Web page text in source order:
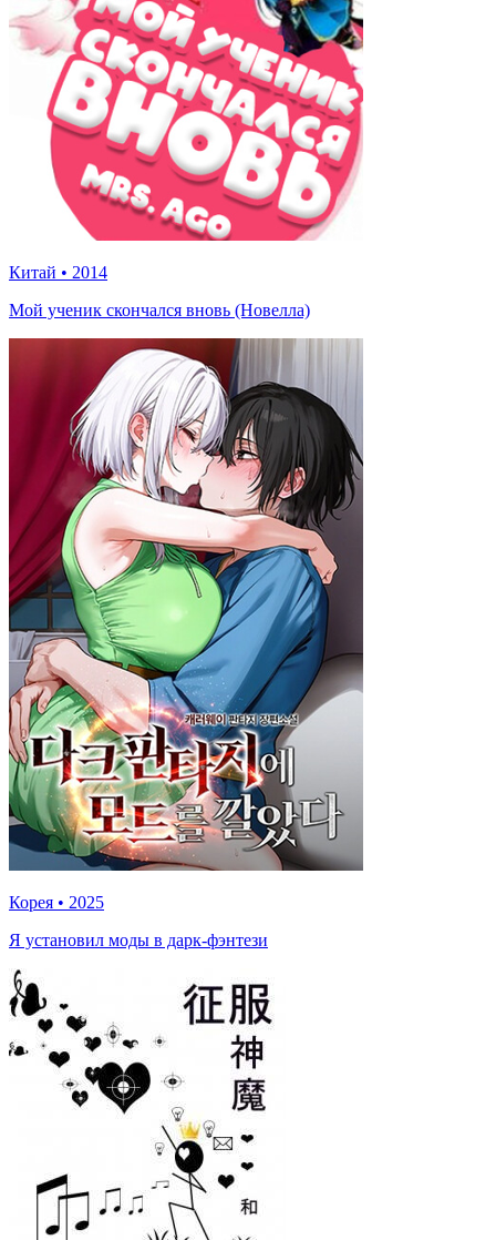
Китай • 2014
Мой ученик скончался вновь (Новелла)
Корея • 2025
Я установил моды в дарк-фэнтези